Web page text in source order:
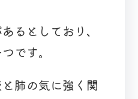
るとしており、
です。
肺の気に強く関